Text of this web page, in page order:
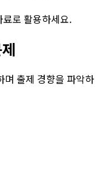
로 활용하세요.
며 출제 경향을 파악하